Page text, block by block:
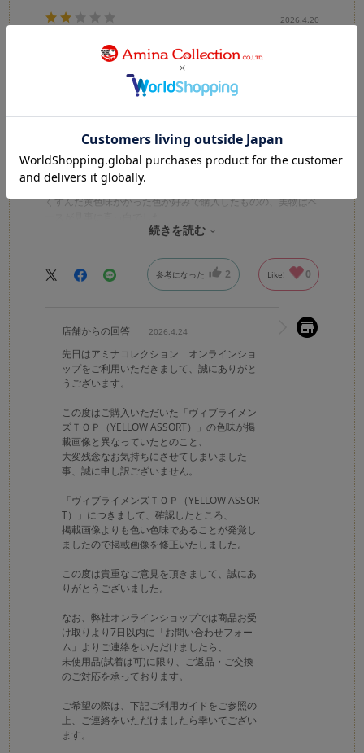
2026.4.20
写真の撮り方？
カラー：YELLOW ASSORT
no name
購入確認済み
写真と実物の若干の色の差は当然理解できるが、これはちょっ
と誤差のレベルを超えていて非常に残念でした。
くすんだ黄色味がかった色が好みで購入したものの、実物はベ
続きを読む
参考になった 2 Like! 0
店舗からの回答 2026.4.24
先日はアミナコレクション オンラインショ
ップをご利用いただきまして、誠にありがと
うございます。
この度はご購入いただいた「ヴィブライメン
ズＴＯＰ（YELLOW ASSORT）」の色味が掲
載画像と異なっていたとのこと、
大変残念なお気持ちにさせてしまいました
事、誠に申し訳ございません。
「ヴィブライメンズＴＯＰ（YELLOW ASSOR
T）」につきまして、確認したところ、
掲載画像よりも色い色味であることが発覚し
ましたので掲載画像を修正いたしました。
この度は貴重なご意見を頂きまして、誠にあ
りがとうございました。
なお、弊社オンラインショップでは商品お受
け取りより7日以内に「お問い合わせフォー
ム」よりご連絡をいただけましたら、
未使用品(試着は可)に限り、ご返品・ご交換
のご対応を承っております。
ご希望の際は、下記ご利用ガイドをご参照の
上、ご連絡をいただけましたら幸いでござい
ます。